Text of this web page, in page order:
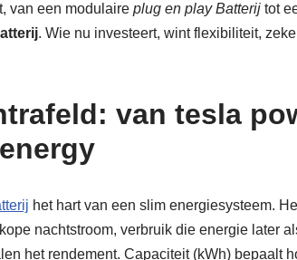
van een modulaire plug en play Batterijtot
. Wie nu investeert, wint flexibiliteit,
van tesla
het hart van een slim energiesysteem.
nachtstroom, verbruik die energie later
het rendement. Capaciteit (kWh) bepaalt